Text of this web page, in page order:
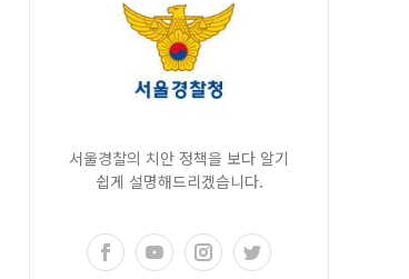
서울경찰의 치안 정책을 보다 알기
쉽게 설명해드리겠습니다.